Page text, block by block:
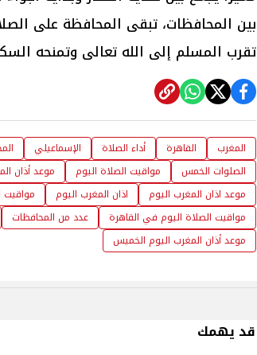
بين المحافظات، تبقى المحافظة على
تقرب المسلم إلى الله تعالى وتمنحه
المغرب القاهرة أداء الصلاة الإسماعيلي
الصلوات الخمس
مواقيت الصلاة اليوم موعد أذان
موعد اذان المغرب اليوم
اذان المغرب اليوم
مواقيت
مواقيت الصلاة اليوم في القاهرة
عدد من المحافظات
موعد أذان المغرب اليوم الخميس
قد يهمك